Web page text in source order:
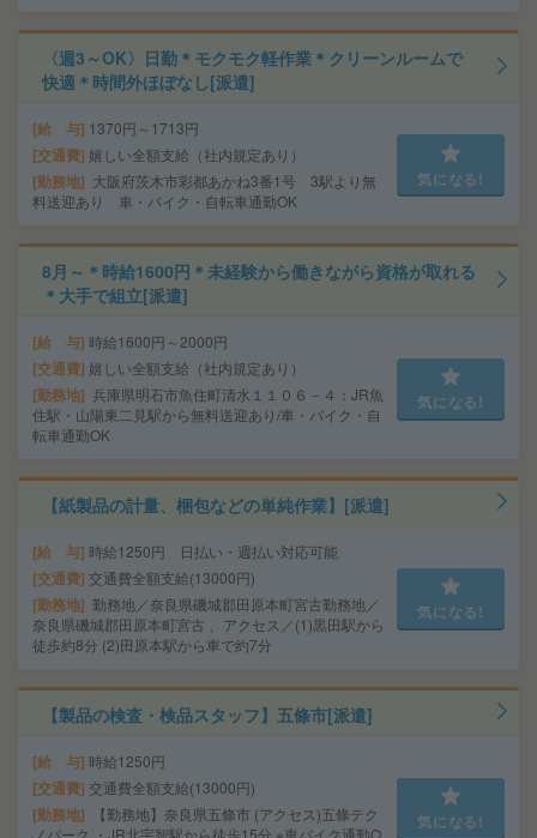
〈週3～OK〉日勤＊モクモク軽作業＊クリーンルームで
快適＊時間外ほぼなし[派遣]
給 与 1370円～1713円
交通費 嬉しい全額支給（社内規定あり）
勤務地
大阪府茨木市彩都あかね3番1号 3駅より無
料送迎あり 車・バイク・自転車通勤OK
気になる!
8月～＊時給1600円＊未経験から働きながら資格が取れる
＊大手で組立[派遣]
給 与 時給1600円～2000円
交通費 嬉しい全額支給（社内規定あり）
勤務地 兵庫県明石市魚住町清水１１０６－４：JR魚
住駅・山陽東二見駅から無料送迎あり/車・バイク・自
転車通勤OK
気になる!
【紙製品の計量、梱包などの単純作業】[派遣]
給 与 時給1250円 日払い・週払い対応可能
交通費 交通費全額支給(13000円)
勤務地 勤務地／奈良県磯城郡田原本町宮古勤務地／
奈良県磯城郡田原本町宮古 、アクセス／(1)黒田駅から
徒歩約8分 (2)田原本駅から車で約7分
気になる!
【製品の検査・検品スタッフ】五條市[派遣]
給 与 時給1250円
交通費 交通費全額支給(13000円)
勤務地
【勤務地】奈良県五條市 (アクセス)五條テク
気になる!